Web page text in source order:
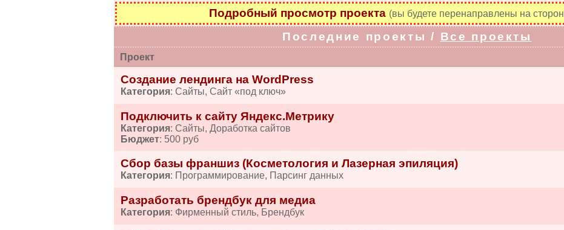
Подробный просмотр проекта (вы будете перенаправлены на
Последние проекты / Все проекты
Проект
Создание лендинга на WordPress
Категория: Сайты, Сайт «под ключ»
Подключить к сайту Яндекс.Метрику
Категория: Сайты, Доработка сайтов
Бюджет: 500 руб
Сбор базы франшиз (Косметология и Лазерная эпиляция)
Категория: Программирование, Парсинг данных
Разработать брендбук для медиа
Категория: Фирменный стиль, Брендбук